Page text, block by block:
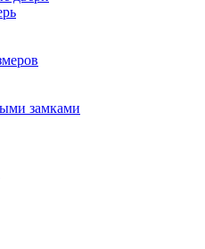
замками